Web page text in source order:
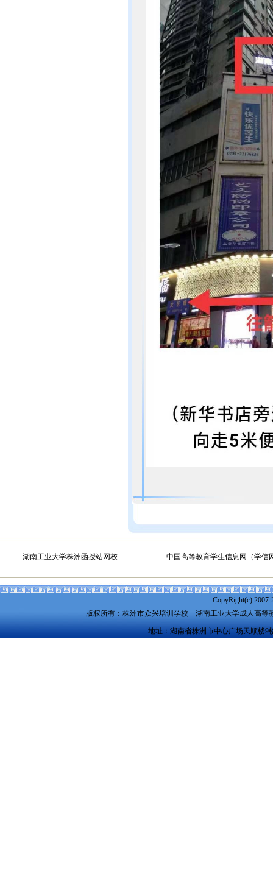
湖南工业大学株洲函授站网校 中国高等教育学生信息网（学信
CopyRight(c)
版权所有：株洲市众兴培训学校 湖南工业大学成人高等
地址：湖南省株洲市中心广场天顺楼